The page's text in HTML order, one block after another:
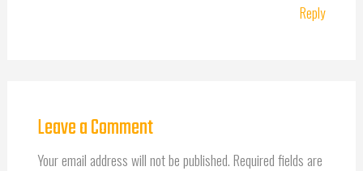
Reply
Leave a Comment
Your email address will not be published. Required fields are